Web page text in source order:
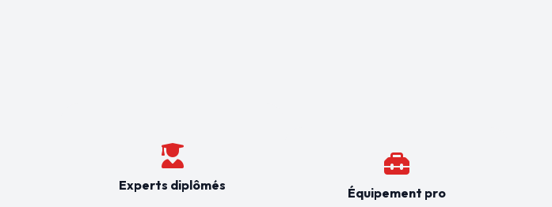
Experts diplômés Équipement pro